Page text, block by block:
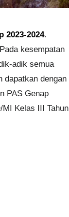
2023-2024.
kesempatan
adik semua
dapatkan dengan
PAS Genap
Kelas III Tahun